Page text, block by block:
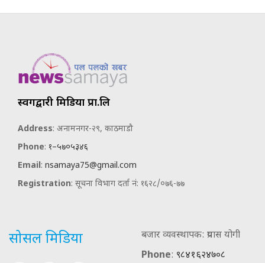
स्वर्गद्वारी मिडिया प्रा.लि
Address: अनामनगर-२९, काठमाडौ
Phone: १–५७०५३४६
Email: nsamaya75@gmail.com
Registration: सूचना विभाग दर्ता नं: १६२८/०७६-७७
सोसल मिडिया
बजार व्यवस्थापक: प्रयास योगी
Phone: ९८४१६२४७०८